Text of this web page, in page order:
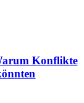
Konflikte